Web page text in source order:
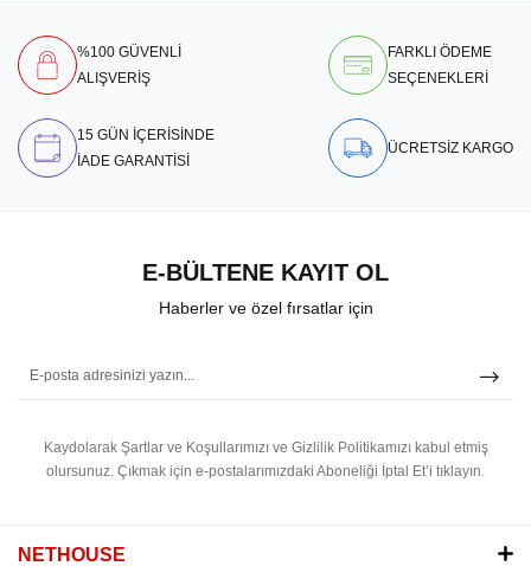
%100 GÜVENLİ
ALIŞVERİŞ
FARKLI ÖDEME
SEÇENEKLERİ
15 GÜN İÇERİSİNDE
İADE GARANTİSİ
ÜCRETSİZ KARGO
E-BÜLTENE KAYIT OL
Haberler ve özel fırsatlar için
Kaydolarak Şartlar ve Koşullarımızı ve Gizlilik Politikamızı kabul etmiş
olursunuz. Çıkmak için e-postalarımızdaki Aboneliği İptal Et’i tıklayın.
NETHOUSE